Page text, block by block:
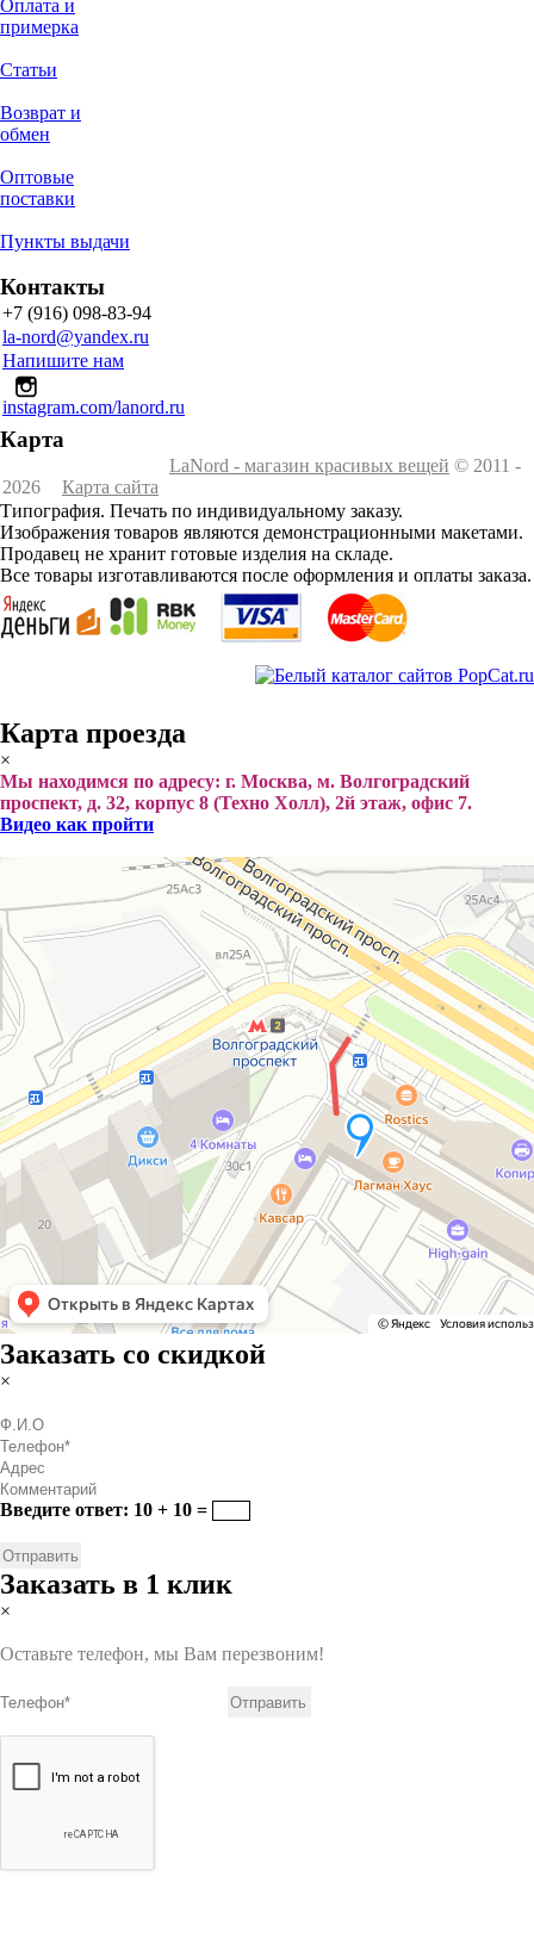
Оплата и
примерка
Статьи
Возврат и
обмен
Оптовые
поставки
Пункты выдачи
Контакты
+7 (916) 098-83-94
la-nord@yandex.ru
Напишите нам
instagram.com/lanord.ru
Карта
LaNord - магазин красивых вещей © 2011 -
2026
Карта сайта
Типография. Печать по индивидуальному заказу.
Изображения товаров являются демонстрационными макетами.
Продавец не хранит готовые изделия на складе.
Все товары изготавливаются после оформления и оплаты заказа.
Карта проезда
×
Мы находимся по адресу: г. Москва, м. Волгоградский
проспект, д. 32, корпус 8 (Техно Холл), 2й этаж, офис 7.
Видео как пройти
Заказать со скидкой
×
Введите ответ: 10 + 10 =
Заказать в 1 клик
×
Оставьте телефон, мы Вам перезвоним!